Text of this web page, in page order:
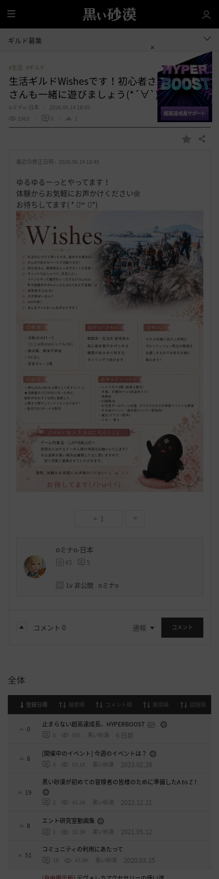
全
体
ギルド募集
#生活 #ギルド
生活ギルドWishesです！初心者さん、復帰者
さんも一緒に遊びましょう(*´∀`)ﾉ
oミナo-日本
2026.06.14 18:45
1963
0 1
お 共有する
最近の修正日時 : 2026.06.14 18:45
ゆるゆるーっとやってます！
体験からお気軽にお声かけください🌼
お待ちしてます( * ॑꒳ ॑*)
1
oミナo-日本
43 5
Lv 非公開 oミナo
コメント 0 通報 コメント
全体
登録日順 検索順 コメント順 推奨順 話題順
0
止まらない超高速成長、HYPERBOOST
0 955 黒い砂漠 6 日前
8
[開催中のイベント] 今週のイベントは？
0 53.1K 黒い砂漠 2023.02.28
19
黒い砂漠が初めての冒険者の皆様のために準備したA to Z！
2 43.2K 黒い砂漠 2022.12.21
8
エント研究室動画集
1 32.3K 黒い砂漠 2021.05.12
51
コミュニティの利用にあたって
18 47.8K 黒い砂漠 2020.03.25